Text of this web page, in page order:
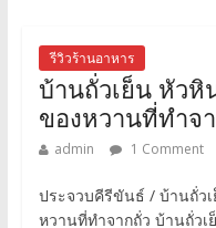
รีวิวร้านอาหาร
บ้านถั่วเย็น หัวหิ
ของหวานที่ทำจ
admin 1 Comment
ประจวบคีรีขันธ์ / บ้านถั่ว
หวานที่ทำจากถั่ว บ้านถั่ว